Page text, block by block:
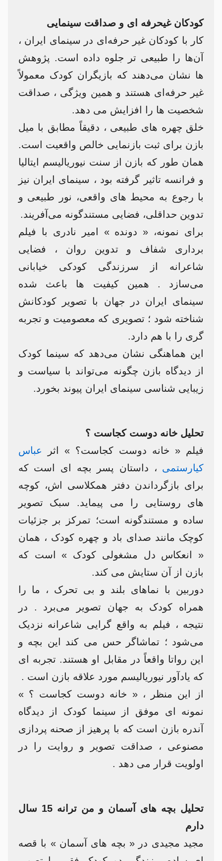
کودکان غیحرفه ای و صداقت سینمایی
کار با کودکان غیر حرفه‌ای در سینمای ایران ،
آن‌ها را طبیعی تر جلوه داده است. پژوهش
ها نشان می‌دهند که بازیگران کودک معمولاً
غیر حرفه‌ای هستند و همین ویژگی ، صداقت
شخصیت ها را افزایش می دهد.
خلق چهره های طبیعی ، دقیقاً مطابق با میل
بازن برای ثبت بازنمایی خالص واقعیت است.
همان طور که بازن از سنت نیوریالیسم ایتالیا
و فرانسه تاثیر گرفته بود ، سینمای ایران نیز
با رجوع به محیط های واقعی، نور طبیعی و
تدوین حداقلی، فضایی مستندگونه می‌آفریند.
برای نمونه، « دونده » امیر نادری با فیلم
برداری شفاف و تدوین روان ، فضایی
شاعرانه از سرزندگی کودکی خیابانی
می‌سازد . همین کیفیت ها باعث شده
سینمای ایران در جهان با تصویر کودکانش
شناخته شود ؛ تصویری که معصومیت و تجربه
گری را با هم دارد.
این هماهنگی نشان می‌دهد که سینما کودک
از دیدگاه بازن چگونه می‌تواند با سیاست و
زیبایی شناسی سینمای ایران پیوند بخورد.
تحلیل خانه دوست کجاست ؟
فیلم « خانه دوست کجاست؟ » اثر عباس
کیارستمی ، داستان پسر بچه ای است که
برای بازگرداندن دفتر همکلاسی اش، کوچه
های روستایی را می پیماید. سبک تصویر
ساده و مستندگونه است؛ تمرکز بر جزئیات
کوچک مانند صدای باد و چهره کودک ، همان
« انعکاس دل مشغولی کودک » است که
بازن از آن ستایش می کند.
دوربین با نماهای بلند و بی تحرک ، ما را
همراه کودک به جهان تصویر می‌برد . در
نتیجه ، فیلم به واقع گرایی شاعرانه نزدیک
می‌شود ؛ تماشاگر حس می کند این بچه و
این رواتا واقعاً در مقابل او هستند. تجربه ای
که یادآور نیوریالیسم مورد علاقه بازن است .
از این منظر ، « خانه دوست کجاست ؟ »
نمونه ای موفق از سینما کودک از دیدگاه
آندره بازن است که با پرهیز از صحنه پردازی
مصنوعی ، صداقت تصویر و روایت را در
اولویت قرار می‌ دهد .
تحلیل بچه های آسمان و من ترانه 15 سال
دارم
مجید مجیدی در « بچه‌ های آسمان » با قصه